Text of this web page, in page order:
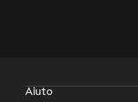
Aiuto